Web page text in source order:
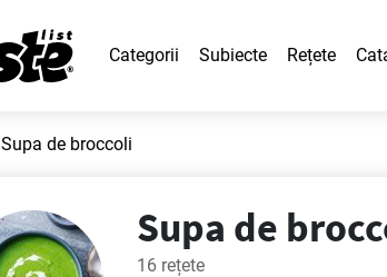
Categorii Subiecte Rețete
Supa de broccoli
Supa de
16 rețete